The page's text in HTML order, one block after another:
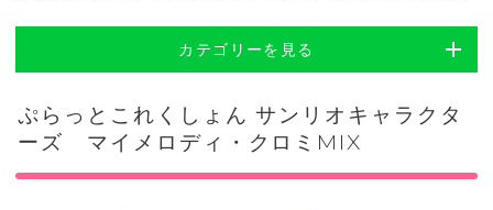
カテゴリーを見る
ぷらっとこれくしょん サンリオキャラクタ
ーズ マイメロディ・クロミMIX